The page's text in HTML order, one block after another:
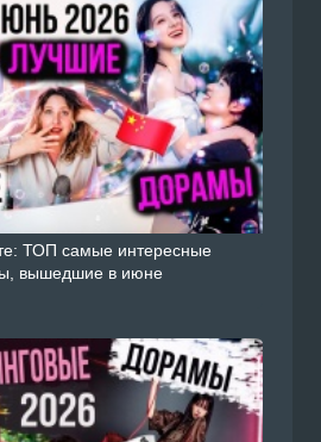
ТОП самые интересные
вышедшие в июне